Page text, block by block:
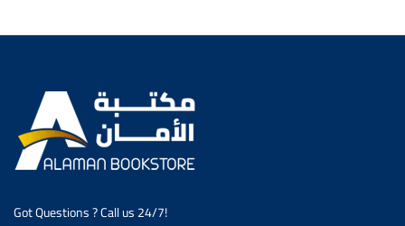
Got Questions ? Call us 24/7!